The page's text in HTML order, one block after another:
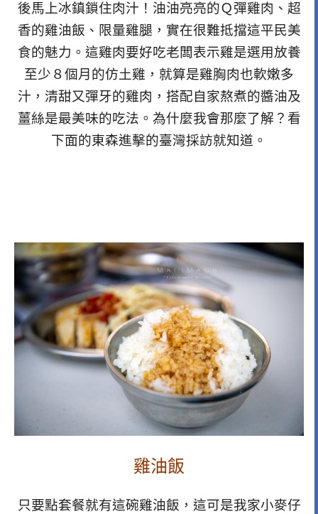
後馬上冰鎮鎖住肉汁！油油亮亮的Ｑ彈雞肉、超
香的雞油飯、限量雞腿，實在很難抵擋這平民美
食的魅力。這雞肉要好吃老闆表示雞是選用放養
至少８個月的仿土雞，就算是雞胸肉也軟嫩多
汁，清甜又彈牙的雞肉，搭配自家熬煮的醬油及
薑絲是最美味的吃法。為什麼我會那麼了解？看
下面的東森進擊的臺灣採訪就知道。
雞油飯
只要點套餐就有這碗雞油飯，這可是我家小麥仔